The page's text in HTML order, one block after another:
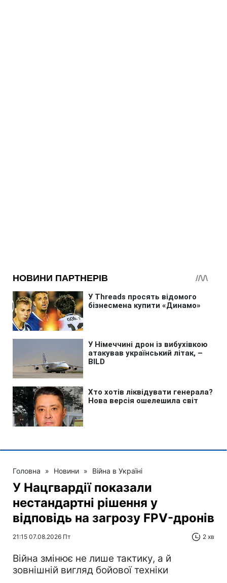
Головна » Новини » Війна в Україні
У Нацгвардії показали
нестандартні рішення у
відповідь на загрозу FPV-дронів
21:15 07.08.2026 Пт 2 хв
Війна змінює не лише тактику, а й
зовнішній вигляд бойової техніки